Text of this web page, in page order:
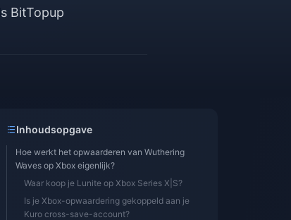
BitTopup
Inhoudsopgave
Hoe werkt het opwaarderen van Wuthering
Waves op Xbox eigenlijk?
Waar koop je Lunite op Xbox Series X|S?
Is je Xbox-opwaardering gekoppeld aan je
Kuro cross-save-account?